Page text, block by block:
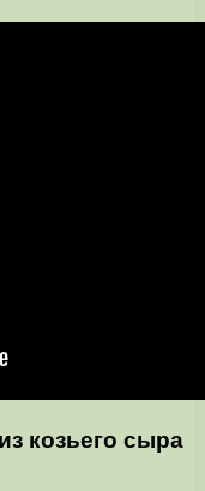
козьего сыра